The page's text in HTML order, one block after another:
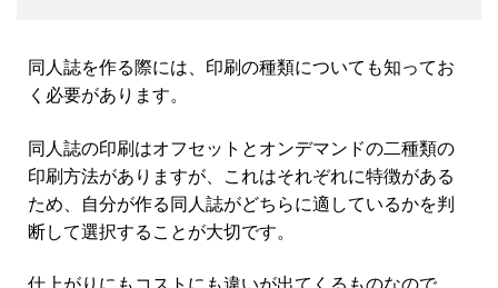
同人誌を作る際には、印刷の種類についても知ってお
く必要があります。
同人誌の印刷はオフセットとオンデマンドの二種類の
印刷方法がありますが、これはそれぞれに特徴がある
ため、自分が作る同人誌がどちらに適しているかを判
断して選択することが大切です。